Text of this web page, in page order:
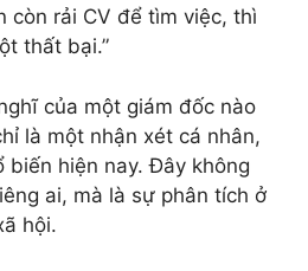
còn rải CV để tìm việc, thì
thất bại.”
của một giám đốc nào
là một nhận xét cá nhân,
biến hiện nay. Đây không
ai, mà là sự phân tích ở
hội.